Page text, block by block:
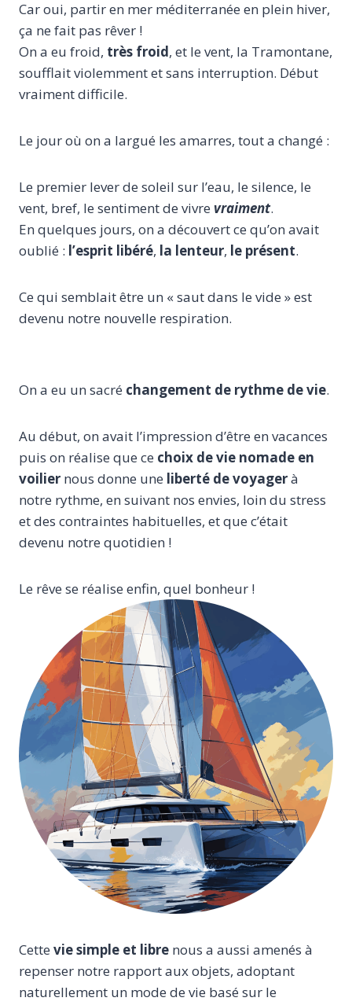
Car oui, partir en mer méditerranée en plein hiver,
ça ne fait pas rêver !
On a eu froid, très froid, et le vent, la Tramontane,
soufflait violemment et sans interruption. Début
vraiment difficile.
Le jour où on a largué les amarres, tout a changé :
Le premier lever de soleil sur l’eau, le silence, le
vent, bref, le sentiment de vivre vraiment.
En quelques jours, on a découvert ce qu’on avait
oublié : l’esprit libéré, la lenteur, le présent.
Ce qui semblait être un « saut dans le vide » est
devenu notre nouvelle respiration.
On a eu un sacré changement de rythme de vie.
Au début, on avait l’impression d’être en vacances
puis on réalise que ce choix devie nomade en
voilier nous donne une liberté de voyagerà
notre rythme, en suivant nos envies, loin du stress
et des contraintes habituelles, et que c’était
devenu notre quotidien !
Le rêve se réalise enfin, quel bonheur !
Cette vie simple et libre nous a aussi amenés à
repenser notre rapport aux objets, adoptant
naturellement un mode de vie basé sur le